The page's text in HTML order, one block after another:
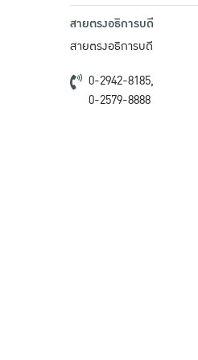
สายตรงอธิการบดี
สายตรงอธิการบดี
0-2942-8185,
0-2579-8888